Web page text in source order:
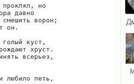
но
давно
ворон;
он.
голый куст,
хруст.
всерьез,
любило петь,